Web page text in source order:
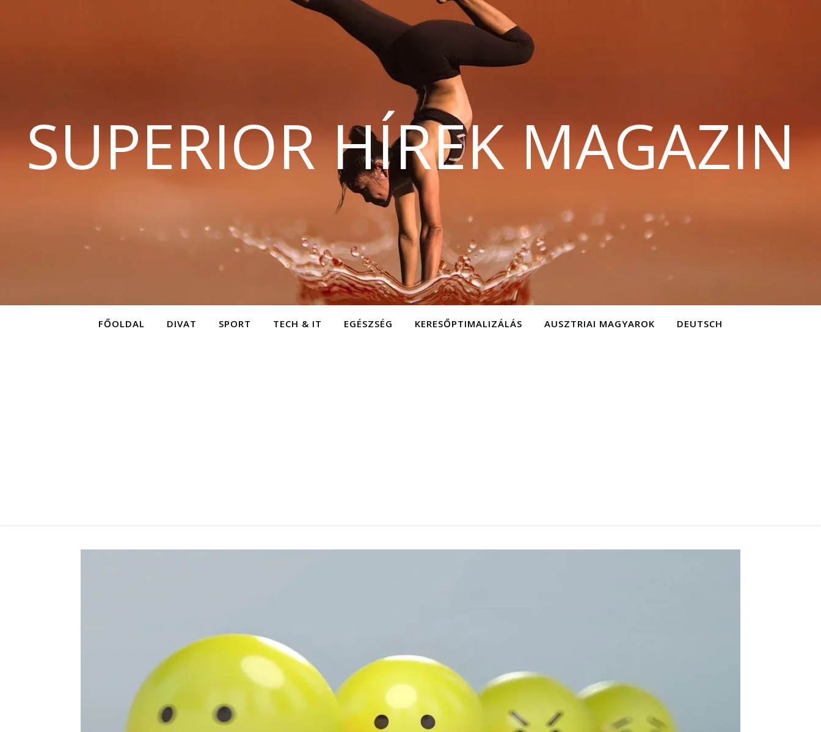
SUPERIOR HÍREK MAGAZIN
FŐOLDAL DIVAT SPORT TECH & IT EGÉSZSÉG KERESŐPTIMALIZÁLÁS AUSZTRIAI MAGYAROK DEUTSCH